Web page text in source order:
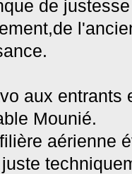
de
aux entrants
Mounié.
aérienne